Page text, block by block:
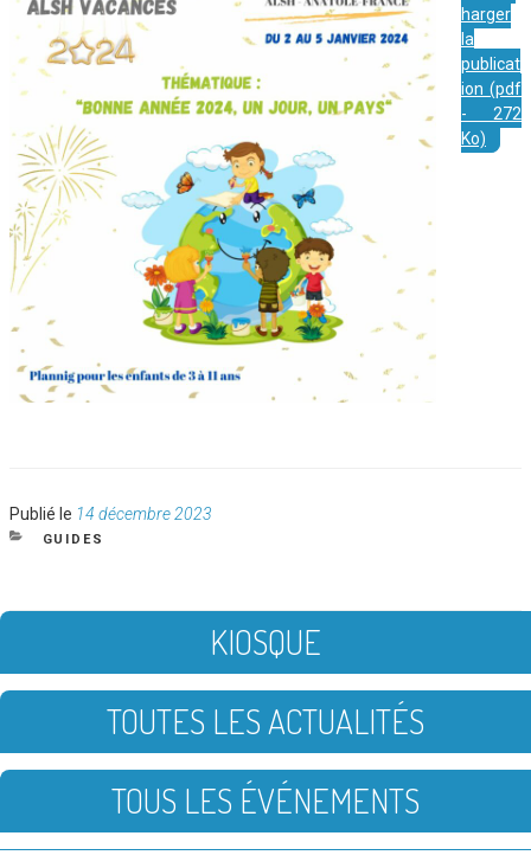
harger
la
publicat
ion (pdf
- 272
Ko)
Publié le Publié
le
14 décembre 2023
CATÉGORIES
GUIDES
KIOSQUE
TOUTES LES ACTUALITÉS
TOUS LES ÉVÉNEMENTS